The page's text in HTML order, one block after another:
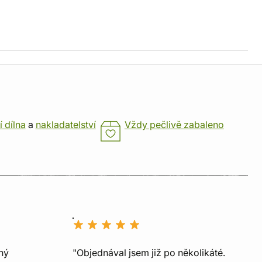
dílna a nakladatelství Vždy pečlivě zabaleno
"Objednával jsem již po několikáté.